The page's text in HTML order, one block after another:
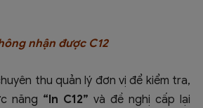
nhận được C12
thu quản lý đơn vị để kiểm tra,
năng “In C12” và đề nghị cấp lại